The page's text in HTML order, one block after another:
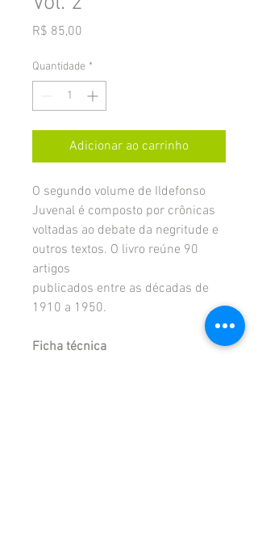
R$ 85,00
Quantidade *
Adicionar ao carrinho
O segundo volume de Ildefonso
Juvenal é composto por crônicas
voltadas ao debate da negritude e
outros textos. O livro reúne 90
artigos
publicados entre as décadas de
1910 a 1950.
Ficha técnica